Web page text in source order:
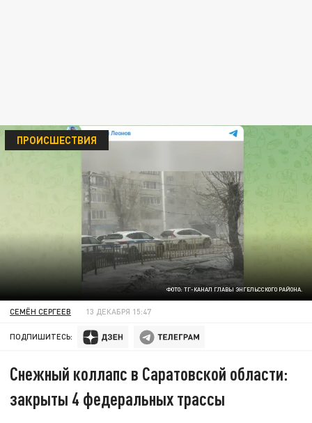
ФОТО: ТГ-КАНАЛ ГЛАВЫ ЭНГЕЛЬССКОГО РАЙОНА.
ПРОИСШЕСТВИЯ
СЕМЁН СЕРГЕЕВ 13 ДЕКАБРЯ 15:47
ПОДПИШИТЕСЬ:
Снежный коллапс в Саратовской области:
закрыты 4 федеральных трассы